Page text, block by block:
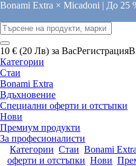
Bonami Extra × Micadoni | До 25
10 € (20 Лв) за ВасРегистрация
Категории
Стаи
Bonami Extra
Вдъхновение
Специални оферти и отстъпки
Нови
Премиум продукти
За професионалисти
Категории Стаи Bonami Extra
оферти и отстъпки Нови